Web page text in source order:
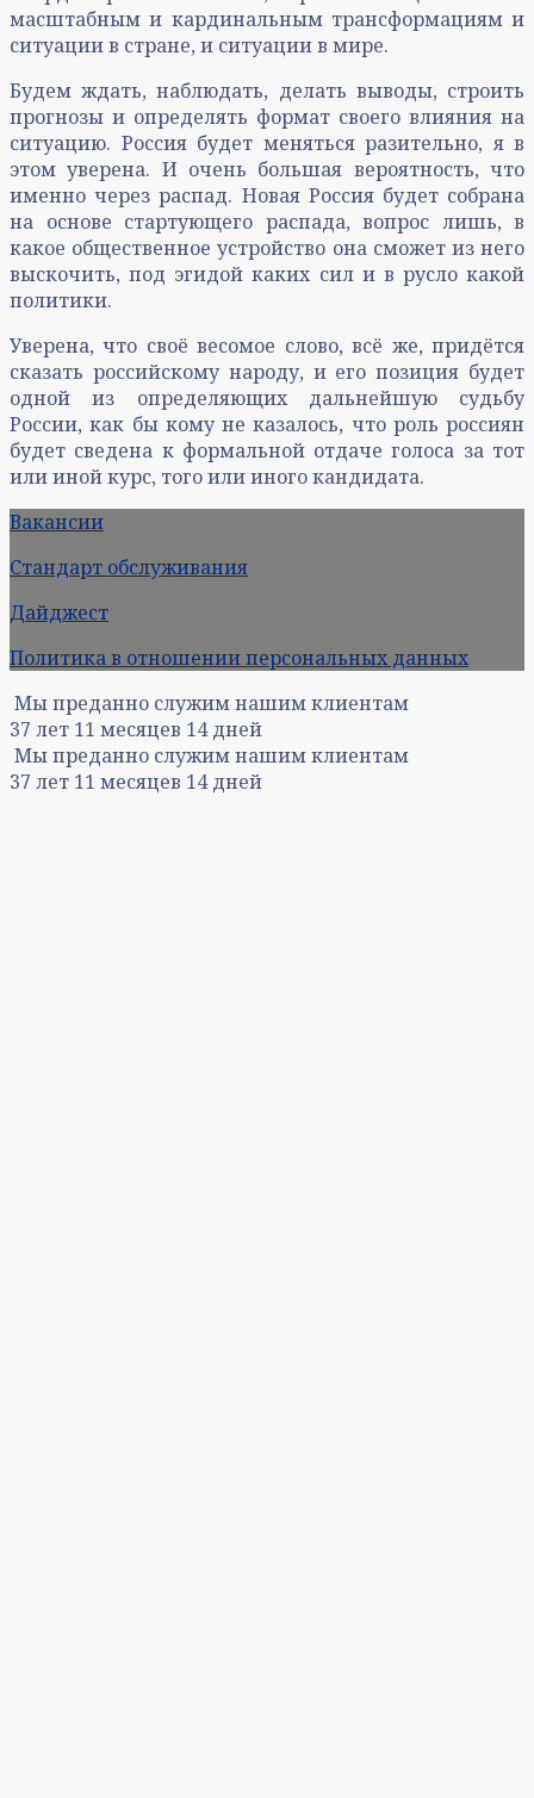
масштабным и кардинальным трансформациям и
ситуации в стране, и ситуации в мире.
Будем ждать, наблюдать, делать выводы, строить
прогнозы и определять формат своего влияния на
ситуацию. Россия будет меняться разительно, я в
этом уверена. И очень большая вероятность, что
именно через распад. Новая Россия будет собрана
на основе стартующего распада, вопрос лишь, в
какое общественное устройство она сможет из него
выскочить, под эгидой каких сил и в русло какой
политики.
Уверена, что своё весомое слово, всё же, придётся
сказать российскому народу, и его позиция будет
одной из определяющих дальнейшую судьбу
России, как бы кому не казалось, что роль россиян
будет сведена к формальной отдаче голоса за тот
или иной курс, того или иного кандидата.
Вакансии
Стандарт обслуживания
Дайджест
Политика в отношении персональных данных
Мы преданно служим нашим клиентам
37 лет 11 месяцев 14дней
Мы преданно служим нашим клиентам
37 лет 11 месяцев 14дней